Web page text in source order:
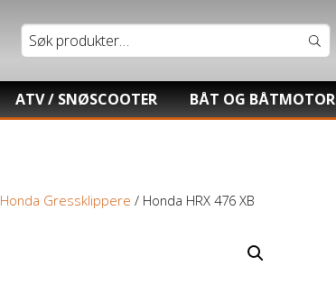
ATV / SNØSCOOTER
Hisun ATV / UTV
BÅT OG BÅTMOTOR
Honda Gressklippere / Honda HRX 476 XB